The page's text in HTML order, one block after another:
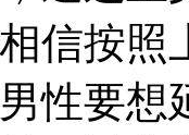
信按照
性要想